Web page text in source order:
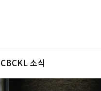
CBCKL 소식